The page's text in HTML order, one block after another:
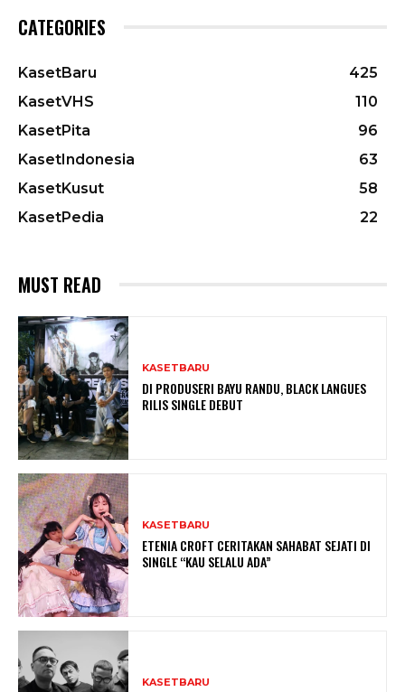
CATEGORIES
KasetBaru
425
KasetVHS
110
KasetPita
96
KasetIndonesia
63
KasetKusut
58
KasetPedia
22
MUST READ
KASETBARU
DI PRODUSERI BAYU RANDU, BLACK LANGUES
RILIS SINGLE DEBUT
KASETBARU
ETENIA CROFT CERITAKAN SAHABAT SEJATI DI
SINGLE “KAU SELALU ADA”
KASETBARU